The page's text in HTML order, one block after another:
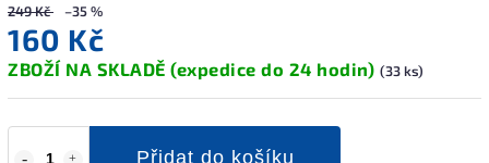
249 Kč –35 %
160 Kč
ZBOŽÍ NA SKLADĚ (expedice do 24 hodin) (33 ks)
Přidat do košíku